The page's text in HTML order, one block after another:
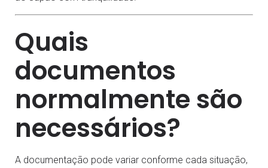
Quais
documentos
normalmente são
necessários?
A documentação pode variar conforme cada situação,